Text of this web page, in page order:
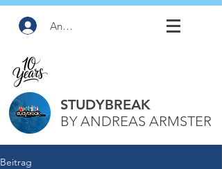
Anmelden
STUDYBREAK
BY ANDREAS ARMSTER
Beitrag